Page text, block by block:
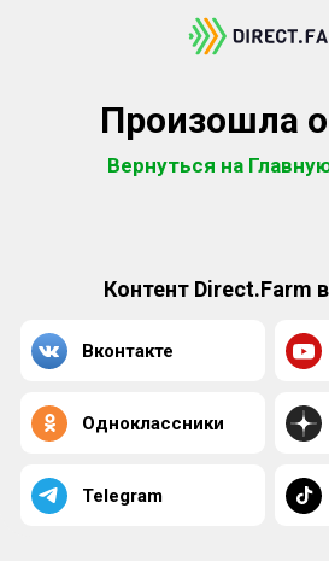
Произошла
Вернуться на
Контент Direct.Farm
Вконтакте
Одноклассники
Telegram